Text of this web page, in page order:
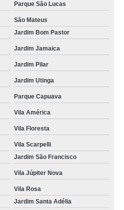
Parque São Lucas
São Mateus
Jardim Bom Pastor
Jardim Jamaica
Jardim Pilar
Jardim Utinga
Parque Capuava
Vila América
Vila Floresta
Vila Scarpelli
Jardim São Francisco
Vila Júpiter Nova
Vila Rosa
Jardim Santa Adélia